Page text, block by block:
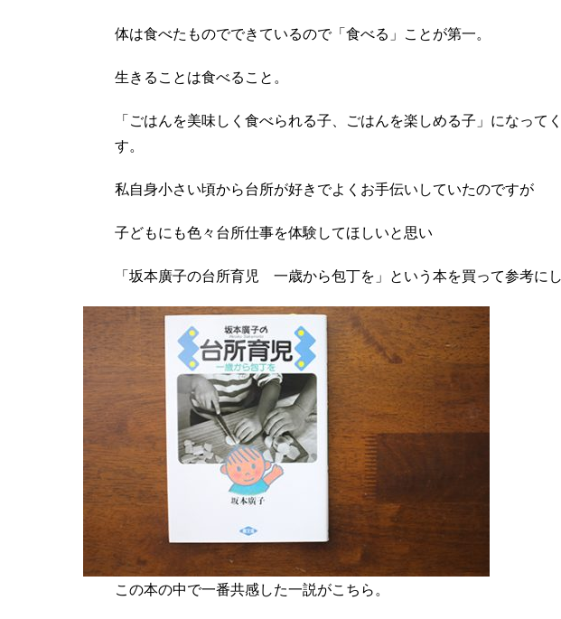
体は食べたものでできているので「食べる」ことが第一。
生きることは食べること。
「ごはんを美味しく食べられる子、ごはんを楽しめる子」になって
す。
私自身小さい頃から台所が好きでよくお手伝いしていたのですが
子どもにも色々台所仕事を体験してほしいと思い
「坂本廣子の台所育児 一歳から包丁を」という本を買って参考にし
この本の中で一番共感した一説がこちら。